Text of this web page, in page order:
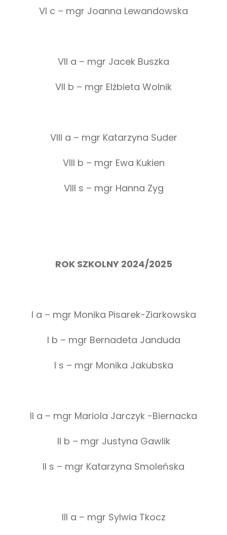
VI c – mgr Joanna Lewandowska
VII a – mgr Jacek Buszka
VII b – mgr Elżbieta Wolnik
VIII a – mgr Katarzyna Suder
VIII b – mgr Ewa Kukien
VIII s – mgr Hanna Zyg
ROK SZKOLNY 2024/2025
I a – mgr Monika Pisarek-Ziarkowska
I b – mgr Bernadeta Janduda
I s – mgr Monika Jakubska
II a – mgr Mariola Jarczyk -Biernacka
II b – mgr Justyna Gawlik
II s – mgr Katarzyna Smoleńska
III a – mgr Sylwia Tkocz